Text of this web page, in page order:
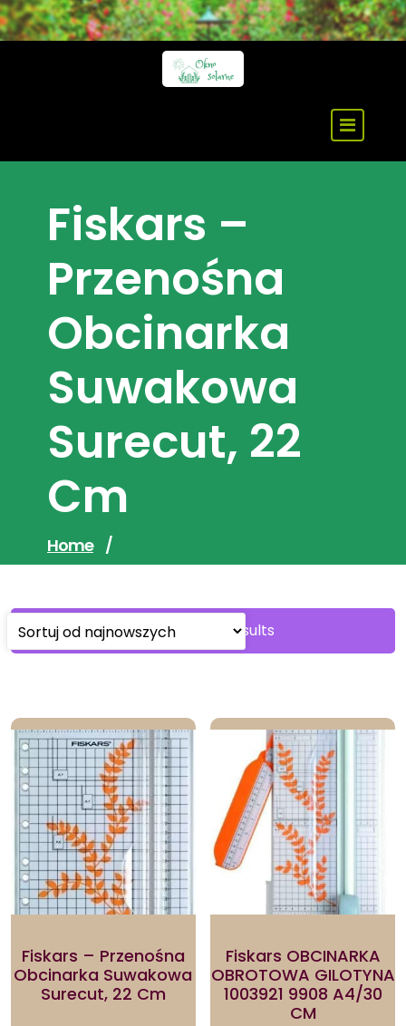
Skip
to
Fiskars –
Przenośna
Obcinarka
Suwakowa
Surecut, 22
Cm
Home /
Showing all 2 resultsSorted
by
Fiskars – Przenośna
Obcinarka Suwakowa
Surecut, 22 Cm
Fiskars OBCINARKA
OBROTOWA GILOTYNA
1003921 9908 A4/30
CM